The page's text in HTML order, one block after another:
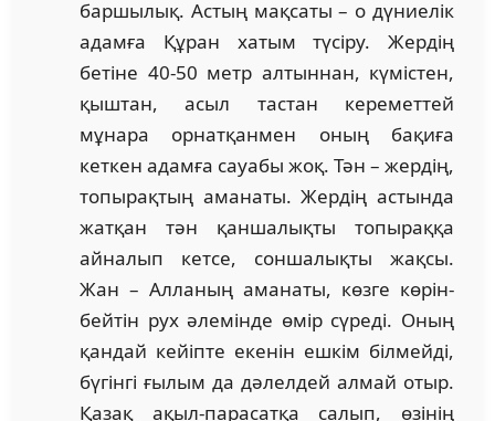
баршылық. Астың мақсаты – о дүниелік
адамға Құран хатым түсіру. Жердің
бетіне 40-50 метр алтыннан, күмістен,
қыштан, асыл тастан кере­мет­тей
мұнара орнатқанмен оның бақиға
кеткен адам­ға сауабы жоқ. Тән – жердің,
топырақтың ама­наты. Жердің астында
жатқан тән қан­ша­лық­ты топыраққа
айналып кетсе, соншалықты жақ­сы.
Жан – Алланың аманаты, көзге көрін­
бейтін рух әлемінде өмір сүреді. Оның
қандай кейіпте екенін ешкім білмейді,
бүгінгі ғылым да дәлелдей алмай отыр.
Қазақ ақыл-парасатқа салып, өзінің